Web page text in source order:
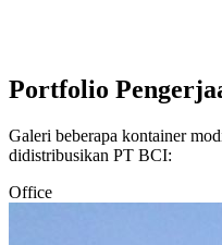
Portfolio
Galeri beberapa kontainer
didistribusikan PT BCI:
Office